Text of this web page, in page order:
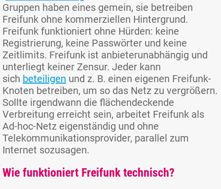
Gruppen haben eines gemein, sie betreiben
Freifunk ohne kommerziellen Hintergrund.
Freifunk funktioniert ohne Hürden: keine
Registrierung, keine Passwörter und keine
Zeitlimits. Freifunk ist anbieterunabhängig und
unterliegt keiner Zensur. Jeder kann
sich beteiligen und z. B. einen eigenen Freifunk-
Knoten betreiben, um so das Netz zu vergrößern.
Sollte irgendwann die flächendeckende
Verbreitung erreicht sein, arbeitet Freifunk als
Ad-hoc-Netz eigenständig und ohne
Telekommunikationsprovider, parallel zum
Internet sozusagen.
Wie funktioniert Freifunk technisch?